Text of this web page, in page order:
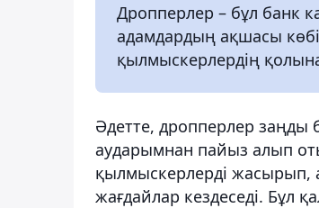
Дропперлер – бұл банк
адамдардың ақшасы
қылмыскерлердің
Әдетте, дропперлер заңды
аударымнан пайыз алып
қылмыскерлерді жасырып,
жағдайлар кездеседі. Бұл